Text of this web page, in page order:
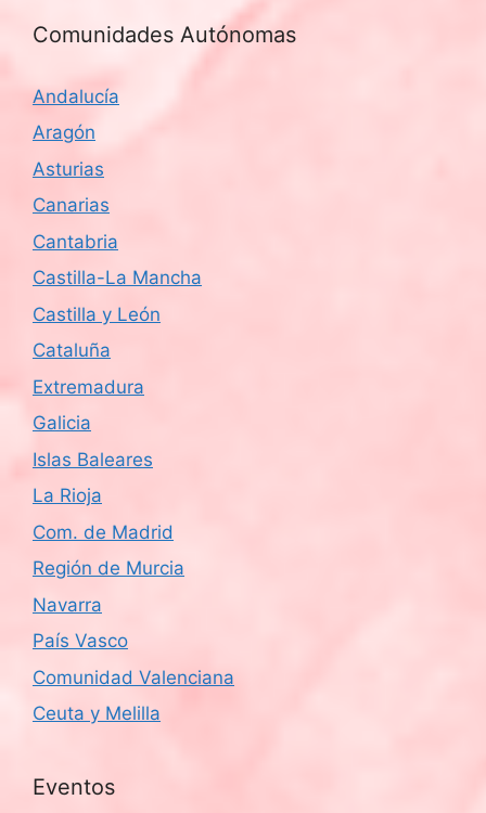
Comunidades Autónomas
Andalucía
Aragón
Asturias
Canarias
Cantabria
Castilla-La Mancha
Castilla y León
Cataluña
Extremadura
Galicia
Islas Baleares
La Rioja
Com. de Madrid
Región de Murcia
Navarra
País Vasco
Comunidad Valenciana
Ceuta y Melilla
Eventos